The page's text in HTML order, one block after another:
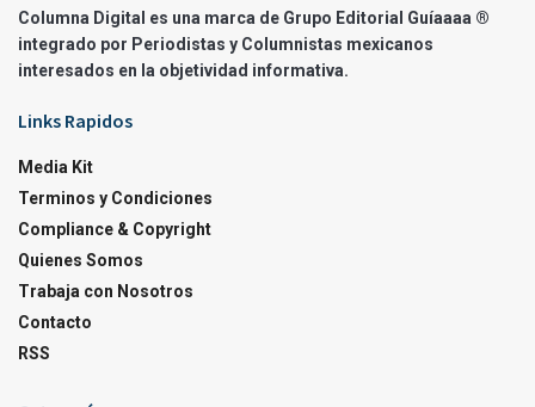
Columna Digital es una marca de Grupo Editorial Guíaaaa ®
integrado por Periodistas y Columnistas mexicanos
interesados en la objetividad informativa.
Links Rapidos
Media Kit
Terminos y Condiciones
Compliance & Copyright
Quienes Somos
Trabaja con Nosotros
Contacto
RSS